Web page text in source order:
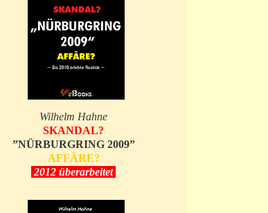
Wilhelm Hahne
SKANDAL?
”NÜRBURGRING 2009”
AFFÄRE?
2012 überarbeitet